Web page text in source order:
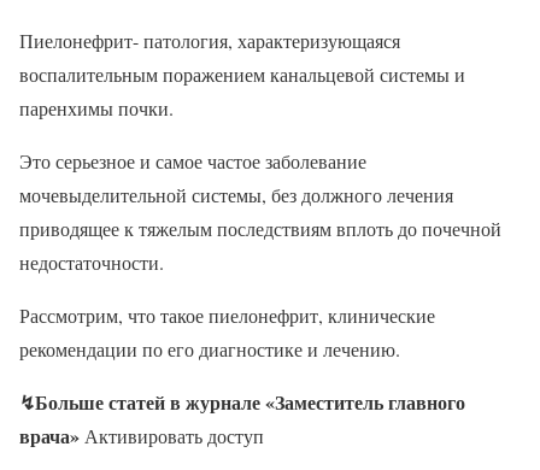
Пиелонефрит- патология, характеризующаяся
воспалительным поражением канальцевой системы и
паренхимы почки.
Это серьезное и самое частое заболевание
мочевыделительной системы, без должного лечения
приводящее к тяжелым последствиям вплоть до почечной
недостаточности.
Рассмотрим, что такое пиелонефрит, клинические
рекомендации по его диагностике и лечению.
↯Больше статей в журнале «Заместитель главного
врача» Активировать доступ